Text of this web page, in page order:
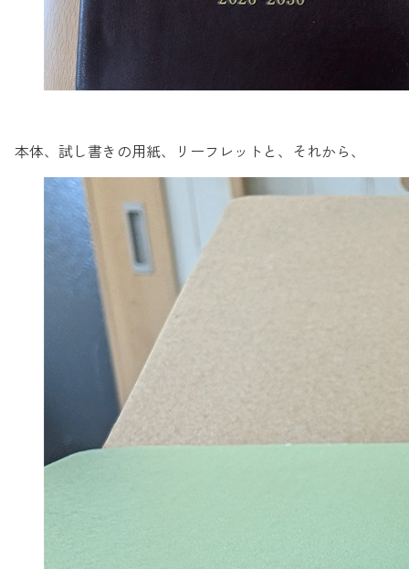
本体、試し書きの用紙、リーフレットと、それから、